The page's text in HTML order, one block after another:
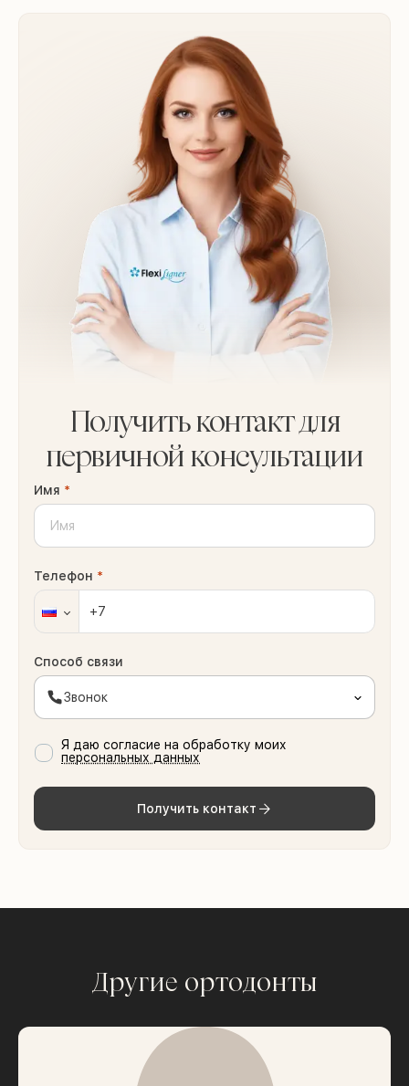
Получить контакт для
первичной консультации
Имя *
Телефон *
Способ связи
Звонок
Я даю согласие на обработку моих
персональных данных
Получить контакт
Другие ортодонты